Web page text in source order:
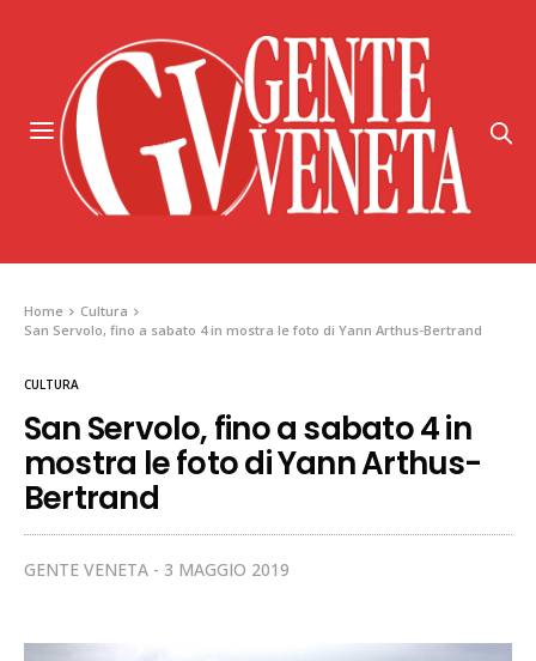
Home
Cultura
San Servolo, fino a sabato 4 in mostra le foto di Yann Arthus-Bertrand
CULTURA
San Servolo, fino a sabato 4 in
mostra le foto di Yann Arthus-
Bertrand
GENTE VENETA 3 MAGGIO 2019